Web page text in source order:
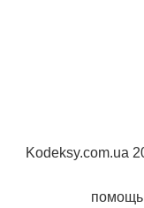
Kodeksy.com.ua
помощь